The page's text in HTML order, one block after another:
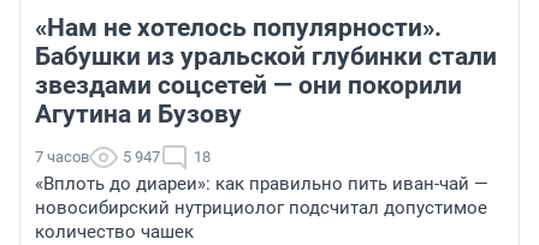
«Нам не хотелось популярности».
Бабушки из уральской глубинки стали
звездами соцсетей — они покорили
Агутина и Бузову
7 часов 5 947 18
«Вплоть до диареи»: как правильно пить иван-чай —
новосибирский нутрициолог подсчитал допустимое
количество чашек